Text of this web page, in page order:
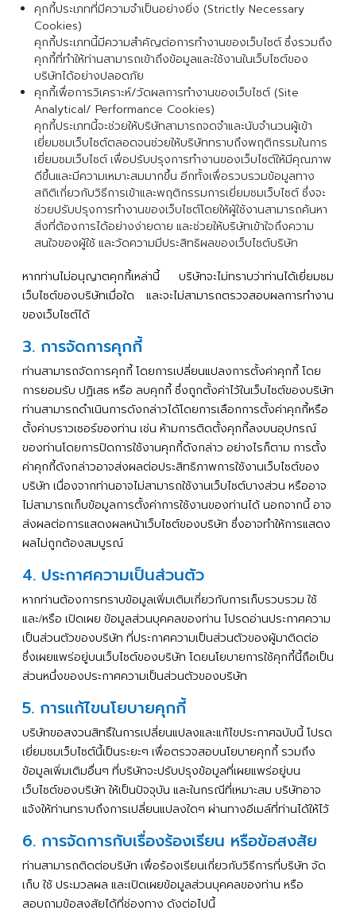
คุกกี้ประเภทที่มีความจำเป็นอย่างยิ่ง (Strictly Necessary
Cookies)
คุกกี้ประเภทนี้มีความสำคัญต่อการทำงานของเว็บไซต์ซึ่งรวมถึง
คุกกี้ที่ทำให้ท่านสามารถเข้าถึงข้อมูลและใช้งานในเว็บไซต์ของ
บริษัทได้อย่างปลอดภัย
คุกกี้เพื่อการวิเคราะห์/วัดผลการทำงานของเว็บไซต์ (Site
Analytical/ Performance Cookies)
คุกกี้ประเภทนี้จะช่วยให้บริษัทสามารถจดจำและนับจำนวนผู้เข้า
เยี่ยมชมเว็บไซต์ตลอดจนช่วยให้บริษัททราบถึงพฤติกรรมในการ
เยี่ยมชมเว็บไซต์เพื่อปรับปรุงการทำงานของเว็บไซต์ให้มีคุณภาพ
ดีขึ้นและมีความเหมาะสมมากขึ้น อีกทั้งเพื่อรวบรวมข้อมูลทาง
สถิติเกี่ยวกับวิธีการเข้าและพฤติกรรมการเยี่ยมชมเว็บไซต์ซึ่งจะ
ช่วยปรับปรุงการทำงานของเว็บไซต์โดยให้ผู้ใช้งานสามารถค้นหา
สิ่งที่ต้องการได้อย่างง่ายดาย และช่วยให้บริษัทเข้าใจถึงความ
สนใจของผู้ใช้และวัดความมีประสิทธิผลของเว็บไซต์บริษัท
หากท่านไม่อนุญาตคุกกี้เหล่านี้
บริษัทจะไม่ทราบว่าท่านได้เยี่ยมชม
เว็บไซต์ของบริษัทเมื่อใด
และจะไม่สามารถตรวจสอบผลการทำงาน
ของเว็บไซต์ได้
3. การจัดการคุกกี้
ท่านสามารถจัดการคุกกี้ โดยการเปลี่ยนแปลงการตั้งค่าคุกกี้ โดย
การยอมรับ ปฏิเสธ หรือ ลบคุกกี้ ซึ่งถูกตั้งค่าไว้ในเว็บไซต์ของบริษัท
ท่านสามารถดำเนินการดังกล่าวได้โดยการเลือกการตั้งค่าคุกกี้หรือ
ตั้งค่าบราวเซอร์ของท่าน เช่น ห้ามการติดตั้งคุกกี้ลงบนอุปกรณ์
ของท่านโดยการปิดการใช้งานคุกกี้ดังกล่าว อย่างไรก็ตาม การตั้ง
ค่าคุกกี้ดังกล่าวอาจส่งผลต่อประสิทธิภาพการใช้งานเว็บไซต์ของ
บริษัท เนื่องจากท่านอาจไม่สามารถใช้งานเว็บไซต์บางส่วน หรืออาจ
ไม่สามารถเก็บข้อมูลการตั้งค่าการใช้งานของท่านได้นอกจากนี้ อาจ
ส่งผลต่อการแสดงผลหน้าเว็บไซต์ของบริษัท ซึ่งอาจทำให้การแสดง
ผลไม่ถูกต้องสมบูรณ์
4. ประกาศความเป็นส่วนตัว
หากท่านต้องการทราบข้อมูลเพิ่มเติมเกี่ยวกับการเก็บรวบรวม ใช้
และ/หรือ เปิดเผย ข้อมูลส่วนบุคคลของท่าน โปรดอ่านประกาศความ
เป็นส่วนตัวของบริษัท ที่ประกาศความเป็นส่วนตัวของผู้มาติดต่อ
ซึ่งเผยแพร่อยู่บนเว็บไซต์ของบริษัท โดยนโยบายการใช้คุกกี้นี้ถือเป็น
ส่วนหนึ่งของประกาศความเป็นส่วนตัวของบริษัท
5. การแก้ไขนโยบายคุกกี้
บริษัทขอสงวนสิทธิ์ในการเปลี่ยนแปลงและแก้ไขประกาศฉบับนี้ โปรด
เยี่ยมชมเว็บไซต์นี้เป็นระยะๆ เพื่อตรวจสอบนโยบายคุกกี้ รวมถึง
ข้อมูลเพิ่มเติมอื่นๆ ที่บริษัทจะปรับปรุงข้อมูลที่เผยแพร่อยู่บน
เว็บไซต์ของบริษัท ให้เป็นปัจจุบัน และในกรณีที่เหมาะสม บริษัทอาจ
แจ้งให้ท่านทราบถึงการเปลี่ยนแปลงใดๆ ผ่านทางอีเมล์ที่ท่านได้ให้ไว้
6. การจัดการกับเรื่องร้องเรียน หรือข้อสงสัย
ท่านสามารถติดต่อบริษัท เพื่อร้องเรียนเกี่ยวกับวิธีการที่บริษัท จัด
เก็บ ใช้ประมวลผล และเปิดเผยข้อมูลส่วนบุคคลของท่าน หรือ
สอบถามข้อสงสัยได้ที่ช่องทาง ดังต่อไปนี้